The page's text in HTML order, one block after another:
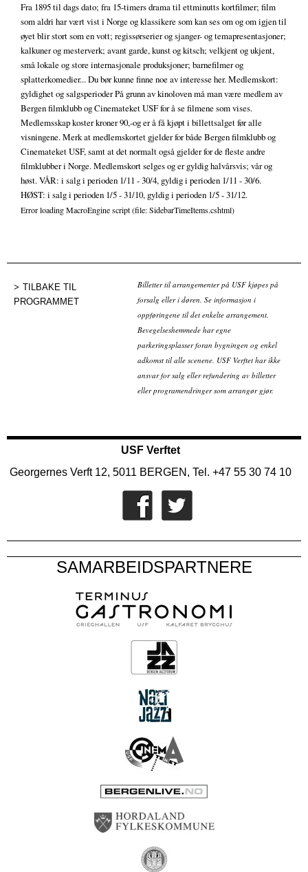
Fra 1895 til dags dato; fra 15-timers drama til ettminutts kortfilmer; film
som aldri har vært vist i Norge og klassikere som kan ses om og om igjen til
øyet blir stort som en vott; regissørserier og sjanger- og temapresentasjoner;
kalkuner og mesterverk; avant garde, kunst og kitsch; velkjent og ukjent,
små lokale og store internasjonale produksjoner; barnefilmer og
splatterkomedier... Du bør kunne finne noe av interesse her. Medlemskort:
gyldighet og salgsperioder På grunn av kinoloven må man være medlem av
Bergen filmklubb og Cinemateket USF for å se filmene som vises.
Medlemsskap koster kroner 90,-og er å få kjøpt i billettsalget før alle
visningene. Merk at medlemskortet gjelder for både Bergen filmklubb og
Cinemateket USF, samt at det normalt også gjelder for de fleste andre
filmklubber i Norge. Medlemskort selges og er gyldig halvårsvis; vår og
høst. VÅR: i salg i perioden 1/11 - 30/4, gyldig i perioden 1/11 - 30/6.
HØST: i salg i perioden 1/5 - 31/10, gyldig i perioden 1/5 - 31/12.
Error loading MacroEngine script (file: SidebarTimeItems.cshtml)
TILBAKE TIL
PROGRAMMET
Billetter til arrangementer på USF kjøpes på
forsalg eller i døren. Se informasjon i
oppføringene til det enkelte arrangement.
Bevegelseshemmede har egne
parkeringsplasser foran bygningen og enkel
adkomst til alle scenene. USF Verftet har ikke
ansvar for salg eller refundering av billetter
eller programendringer som arrangør gjør.
USF Verftet
Georgernes Verft 12, 5011 BERGEN, Tel. +47 55 30 74 10
SAMARBEIDSPARTNERE